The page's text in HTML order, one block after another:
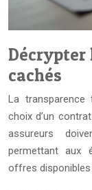
Décrypter
cachés
La
choix d’un
assureurs
permettant aux
offres